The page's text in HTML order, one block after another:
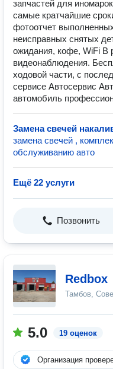
запчастей для
самые кратчайшие
фотоотчет
неисправных снятых
ожидания, кофе, WiFi В
видеонаблюдения.
ходовой части, с
сервисе Автосервис
автомобиль
Замена свечей
замена свечей ,
обслуживанию авто
Ещё 22 услуги
Позвонить
Redbox
Тамбов,
5.0 19 оценок
Организация